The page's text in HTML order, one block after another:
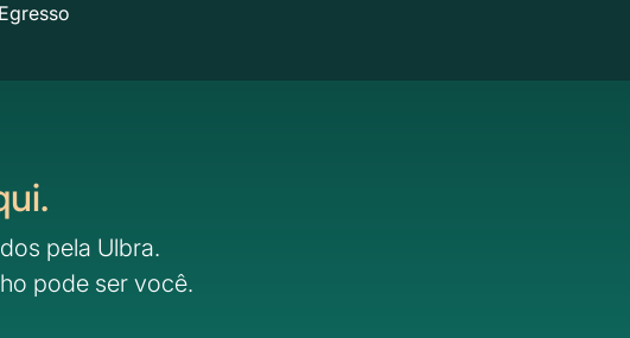
pela Ulbra.
pode ser você.